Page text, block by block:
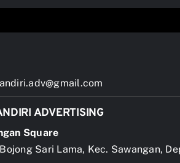
ADVERTISING
Square
Sari Lama, Kec. Sawangan,